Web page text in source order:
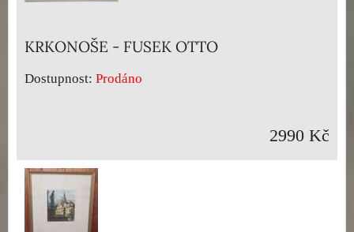
KRKONOŠE - FUSEK OTTO
Dostupnost: Prodáno
2990 Kč